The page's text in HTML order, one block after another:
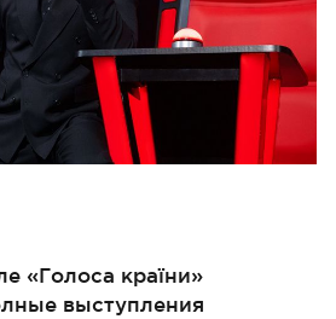
«Голоса країни»
выступления